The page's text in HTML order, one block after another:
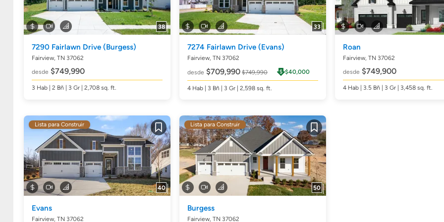
38
7290 Fairlawn Drive (Burgess)
Fairview, TN 37062
desde $749,990
3 Hab | 2 Bñ | 3 Gr | 2,708 sq. ft.
33
7274 Fairlawn Drive (Evans)
Fairview, TN 37062
desde $709,990 $749,990 $40,000
4 Hab| 3 Bñ | 3 Gr | 2,598 sq. ft.
Roan
Fairview, TN 37062
desde $749,900
4 Hab| 3.5 Bñ | 3 Gr | 3,458 sq. ft.
Guardar
40
Lista para Construir
Evans
Fairview, TN 37062
Guardar
50
Lista para Construir
Burgess
Fairview, TN 37062